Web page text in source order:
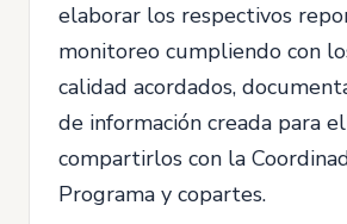
elaborar los respectivos
monitoreo cumpliendo con
calidad acordados,
de información creada para
compartirlos con la
Programa y copartes.